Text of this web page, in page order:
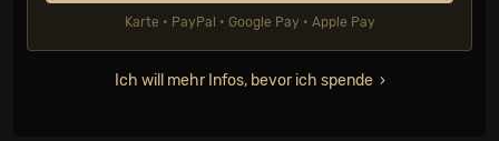
Karte • PayPal • Google Pay • Apple Pay
Ich will mehr Infos, bevor ich spende